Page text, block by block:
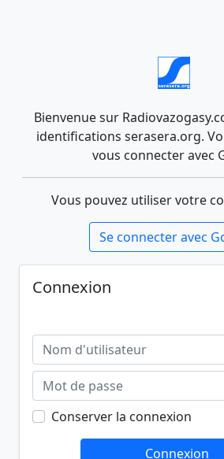
Bienvenue sur
identifications serasera.org.
vous connecter avec
Vous pouvez utiliser votre
Se connecter avec
Connexion
Conserver la connexion
Connexion